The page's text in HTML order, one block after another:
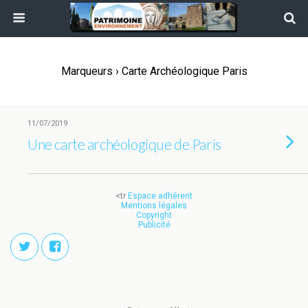
Marqueurs › Carte Archéologique Paris
11/07/2019
Une carte archéologique de Paris
<tr Espace adhérent
Mentions légales
Copyright
Publicité